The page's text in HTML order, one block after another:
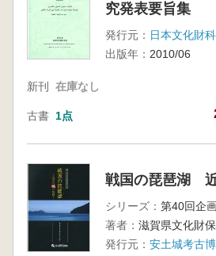
究発表要旨集
発行元： 日本文化財
出版年： 2010/06
新刊 在庫なし
古書 1点
戦国の琵琶湖
シリーズ： 第40回企
著者： 滋賀県文化財
発行元： 安土城考古